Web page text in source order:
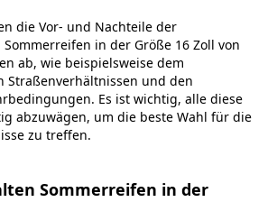
die Vor- und Nachteile der
in der Größe 16 Zoll von
ab, wie beispielsweise dem
Straßenverhältnissen und den
Es ist wichtig, alle diese
abzuwägen, um die beste Wahl für die
zu treffen.
Sommerreifen in der